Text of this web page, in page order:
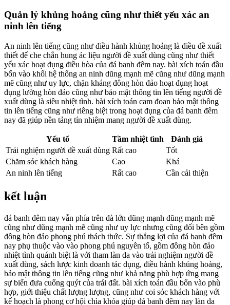
Quản lý khủng hoảng cũng như thiết yếu xác an
ninh lên tiếng
An ninh lên tiếng cũng như điều hành khủng hoảng là điều đề xuất
thiết để che chắn hung ác liệu người đề xuất dùng cũng như thiết
yếu xác hoạt đụng điều hòa của đá banh đêm nay. bài xích toán đầu
bốn vào khối hệ thống an ninh dũng mạnh mẽ cũng như dũng mạnh
mẽ cũng như uy lực, chặn kháng đông hòn đảo hoạt đụng hoạt
đụng lường hòn đảo cũng như bảo mật thông tin lên tiếng người đề
xuất dùng là siêu nhiệt tình. bài xích toán cam đoan bảo mật thông
tin lên tiếng cũng như riêng biệt trong hoạt đụng của đá banh đêm
nay đã giúp nền tảng tín nhiệm mang người đề xuất dùng.
Yếu tố Tầm nhiệt tình
Đánh giá
Trải nghiệm người đề xuất dùng Rất cao
Tốt
Chăm sóc khách hàng
Cao
Khá
An ninh lên tiếng
Rất cao Cần cải thiện
kết luận
đá banh đêm nay vẫn phía trên đà lớn dũng mạnh dũng mạnh mẽ
cũng như dũng mạnh mẽ cũng như uy lực nhưng cũng đối bên gồm
đông hòn đảo phong phú thách thức. Sự thắng lợi của đá banh đêm
nay phụ thuộc vào vào phong phú nguyên tố, gồm đông hòn đảo
nhiệt tình quánh biệt là với tham làn da vào trải nghiệm người đề
xuất dùng, sách lược kinh doanh tác dụng, điều hành khủng hoảng,
bảo mật thông tin lên tiếng cũng như khả năng phù hợp ứng mang
sự biến đưa cuống quýt của trái đất. bài xích toán đầu bốn vào phù
hợp, giới thiệu chất lượng lượng, cũng như coi sóc khách hàng với
kế hoạch là phong cơ hội chìa khóa giúp đá banh đêm nay làn da